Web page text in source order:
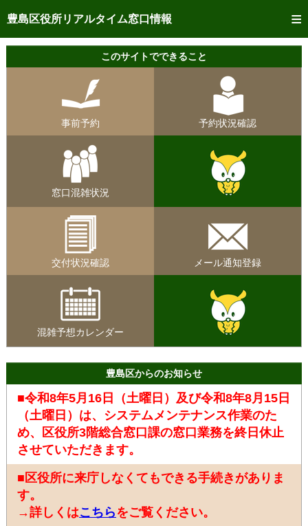
豊島区役所リアルタイム窓口情報
トップページへ
ご利用方法
予約状況確認
リアルタイム
混雑予想カレンダー
このサイトでできること
事前予約 予約状況確認
窓口混雑状況
交付状況確認 メール通知登録
混雑予想カレンダー
豊島区からのお知らせ
■令和8年5月16日（土曜日）及び令和8年8月15日
（土曜日）は、システムメンテナンス作業のた
め、区役所3階総合窓口課の窓口業務を終日休止
させていただきます。
■区役所に来庁しなくてもできる手続きがありま
す。
→詳しくはこちらをご覧ください。